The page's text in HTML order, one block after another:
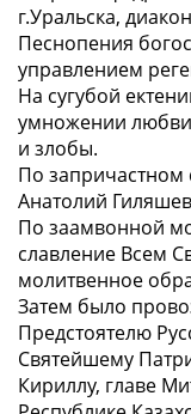
г.Уральска,
Песнопения
управлением
На сугубой
умножении любви
и злобы.
По запричастном
Анатолий
По заамвонной
славление Всем
молитвенное
Затем было
Предстоятелю
Святейшему
Кириллу, главе